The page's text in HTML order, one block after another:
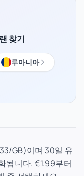
찾기
루마니아
GB)이며 30일 유
됩니다. €1.99부터